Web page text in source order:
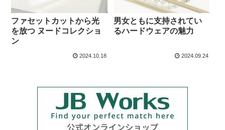
ファセットカットから光
を放つ ヌードコレクショ
ン
2024.10.18
男女ともに支持されてい
るハードウェアの魅力
2024.09.24